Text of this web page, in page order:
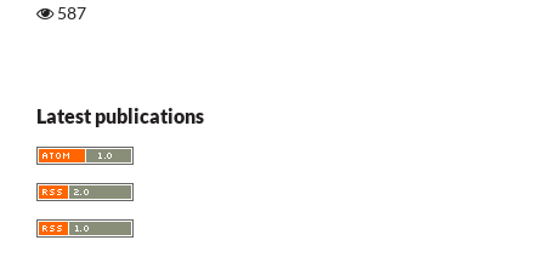
587
Latest publications